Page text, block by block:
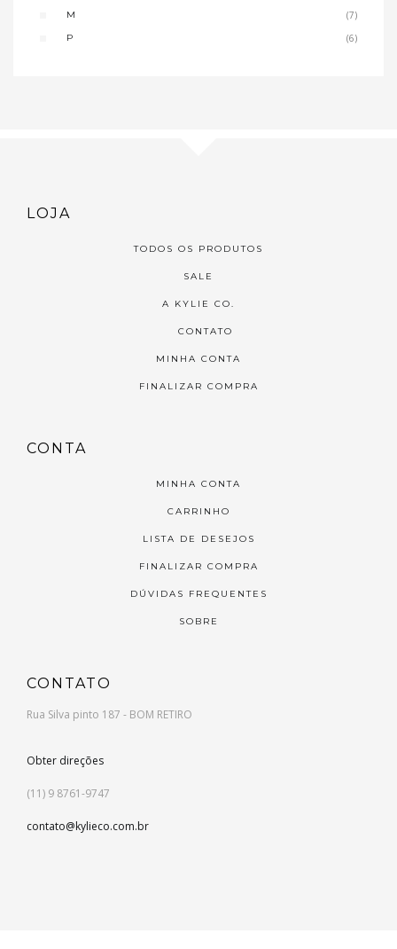
M (7)
P (6)
LOJA
TODOS OS PRODUTOS
SALE
A KYLIE CO.
CONTATO
MINHA CONTA
FINALIZAR COMPRA
CONTA
MINHA CONTA
CARRINHO
LISTA DE DESEJOS
FINALIZAR COMPRA
DÚVIDAS FREQUENTES
SOBRE
CONTATO
Rua Silva pinto 187 - BOM RETIRO
Obter direções
(11) 9 8761-9747
contato@kylieco.com.br